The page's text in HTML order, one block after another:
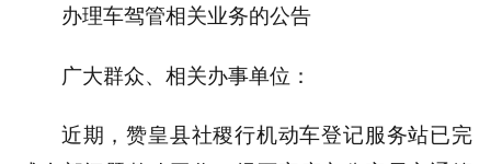
办理车驾管相关业务的公告
广大群众、相关办事单位：
近期，赞皇县社稷行机动车登记服务站已完